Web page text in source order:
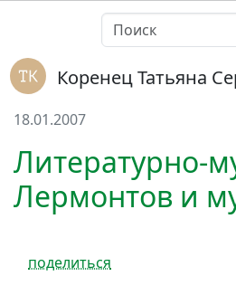
Коренец Татьяна
18.01.2007
Литературно-
Лермонтов и
поделиться